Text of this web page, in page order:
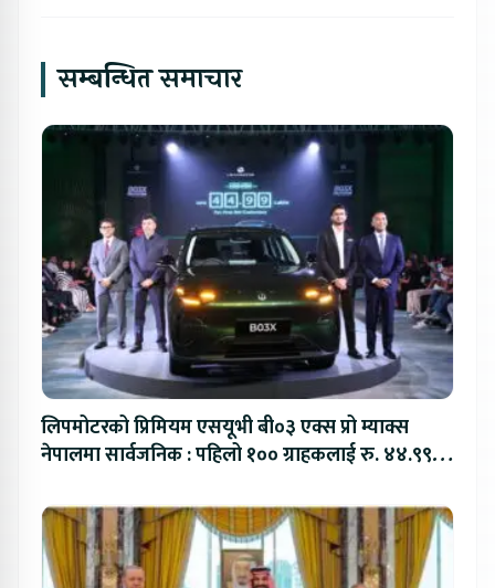
सम्बन्धित समाचार
लिपमोटरको प्रिमियम एसयूभी बी०३ एक्स प्रो म्याक्स
नेपालमा सार्वजनिक : पहिलो १०० ग्राहकलाई रु. ४४.९९